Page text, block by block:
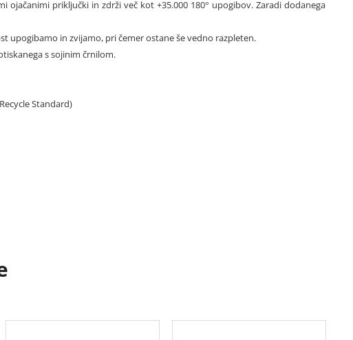
priključki in zdrži več kot +35.000 180° upogibov. Zaradi dodanega
upogibamo in zvijamo, pri čemer ostane še vedno razpleten.
s sojinim črnilom.
Standard)